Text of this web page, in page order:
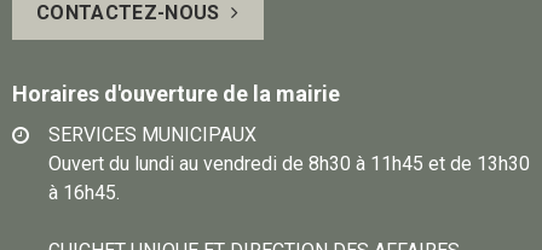
Facebook
sur
CONTACTEZ-NOUS
Horaires d'ouverture de la mairie
SERVICES MUNICIPAUX
Ouvert du lundi au vendredi de 8h30 à 11h45 et de 13h30
à 16h45.